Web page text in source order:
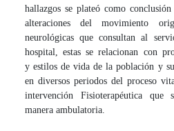
hallazgos se plateó como
alteraciones del movimiento
neurológicas que consultan al
hospital, estas se relacionan con
y estilos de vida de la población y
en diversos periodos del proceso
intervención Fisioterapéutica
manera ambulatoria.